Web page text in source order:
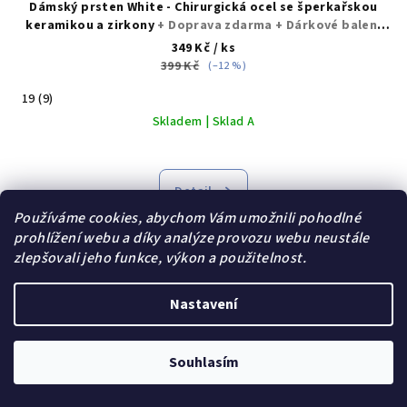
Používáme cookies, abychom Vám umožnili pohodlné
prohlížení webu a díky analýze provozu webu neustále
zlepšovali jeho funkce, výkon a použitelnost.
Nastavení
Souhlasím
Dámský prsten White - Chirurgická ocel se šperkařskou
keramikou a zirkony + Doprava zdarma + Dárkové balení
zdarma
349 Kč / ks
399 Kč (–12 %)
19 (9)
Skladem | Sklad A
hodnocení
produktu
5,0
z
5
hvězdiček.
Detail
O
v
l
á
d
a
18 položek celkem